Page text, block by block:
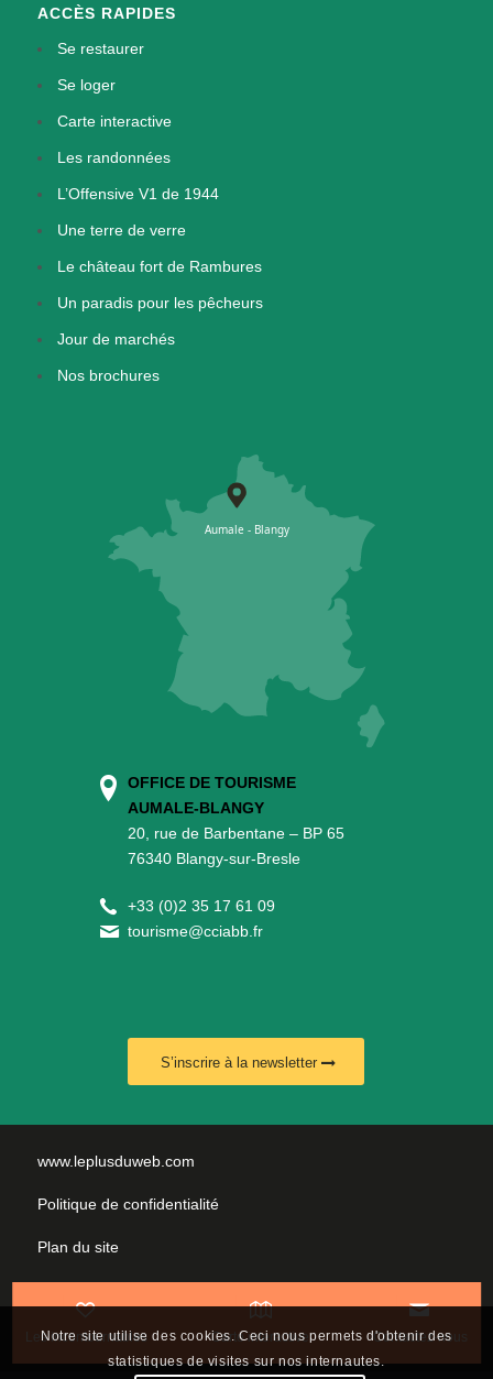
Les incontournables Carte interactive Contactez-nous
ACCÈS RAPIDES
Se restaurer
Se loger
Carte interactive
Les randonnées
L’Offensive V1 de 1944
Une terre de verre
Le château fort de Rambures
Un paradis pour les pêcheurs
Jour de marchés
Nos brochures
OFFICE DE TOURISME
AUMALE-BLANGY
20, rue de Barbentane – BP 65
76340 Blangy-sur-Bresle
+33 (0)2 35 17 61 09
tourisme@cciabb.fr
S’inscrire à la newsletter
www.leplusduweb.com
Politique de confidentialité
Plan du site
Nous contacter
Notre site utilise des cookies. Ceci nous permets d'obtenir des
statistiques de visites sur nos internautes.